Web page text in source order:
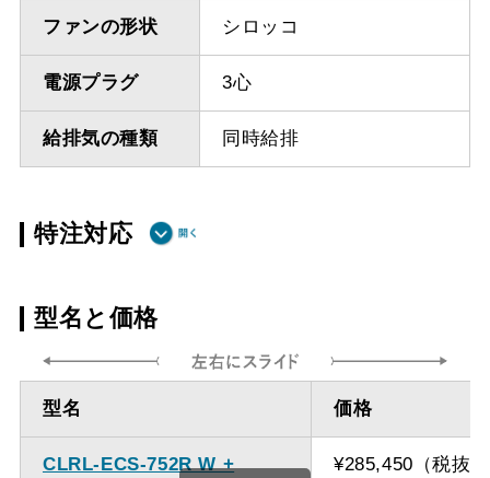
ファンの形状 シロッコ
電源プラグ 3心
給排気の種類 同時給排
特注対応
方給排気
ダクト方向 上
方給排気
最大寸法 870ｍｍ
備考
点検口を設けての最小寸
型名と価格
型名 価格
CLRL-ECS-752R W +
¥285,450（税抜